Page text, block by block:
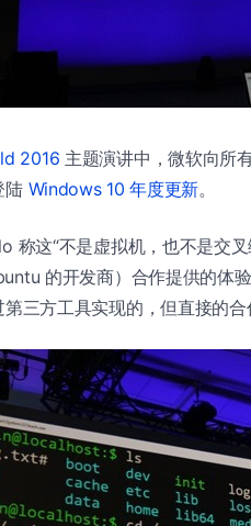
2016 主题演讲中，微软向所
陆 Windows 10 年度更新。
称这“不是虚拟机，也不是交
的开发商）合作提供的体
三方工具实现的，但直接的合